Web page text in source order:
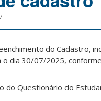
do Cadastro,
dia 30/07/2025,
do Questionário do